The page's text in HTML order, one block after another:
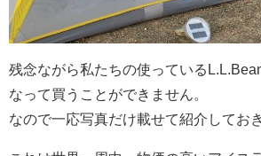
残念ながら私たちの使っている
なって買うことができません。
なので一応写真だけ載せて紹介してお